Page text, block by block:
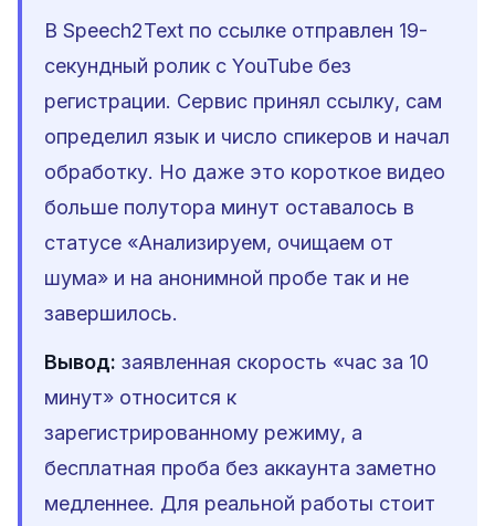
В Speech2Text по ссылке отправлен 19-
секундный ролик с YouTube без
регистрации. Сервис принял ссылку, сам
определил язык и число спикеров и начал
обработку. Но даже это короткое видео
больше полутора минут оставалось в
статусе «Анализируем, очищаем от
шума» и на анонимной пробе так и не
завершилось.
Вывод: заявленная скорость «час за 10
минут» относится к
зарегистрированному режиму, а
бесплатная проба без аккаунта заметно
медленнее. Для реальной работы стоит